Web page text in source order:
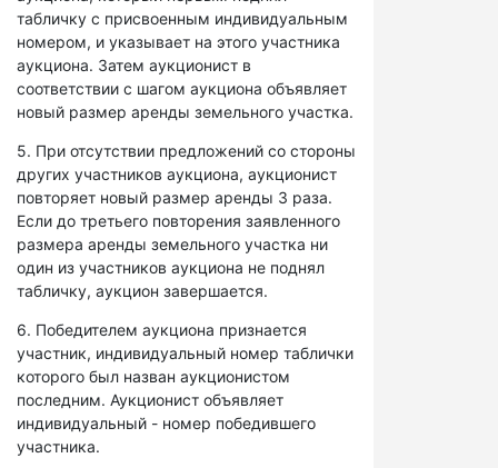
табличку с присвоенным индивидуальным
номером, и указывает на этого участника
аукциона. Затем аукционист в
соответствии с шагом аукциона объявляет
новый размер аренды земельного участка.
5. При отсутствии предложений со стороны
других участников аукциона, аукционист
повторяет новый размер аренды 3 раза.
Если до третьего повторения заявленного
размера аренды земельного участка ни
один из участников аукциона не поднял
табличку, аукцион завершается.
6. Победителем аукциона признается
участник, индивидуальный номер таблички
которого был назван аукционистом
последним. Аукционист объявляет
индивидуальный - номер победившего
участника.